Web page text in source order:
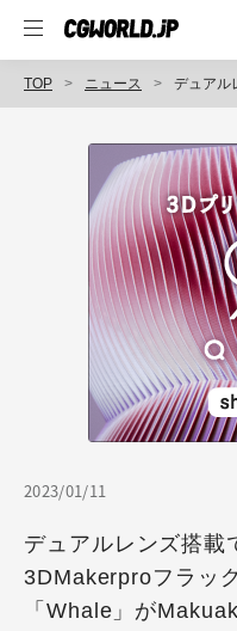
TOP ニュース デュアルレンズ搭載で幅広い
2023/01/11
デュアルレンズ搭載
3DMakerproフラッ
「Whale」が